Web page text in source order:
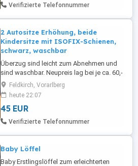
Verifizierte Telefonnummer
2 Autositze Erhöhung, beide
Kindersitze mit ISOFIX-Schienen,
schwarz, waschbar
Überzug sind leicht zum Abnehmen und
sind waschbar. Neupreis lag bei je ca. 60,-
Euro. Sitze können einzeln gekauft
werden: 45,- Oder beide zusammen: 80,-
Feldkirch, Vorarlberg
heute 22:07
45 EUR
Verifizierte Telefonnummer
Baby Löffel
Baby Erstlingslöffel zum erleichterten